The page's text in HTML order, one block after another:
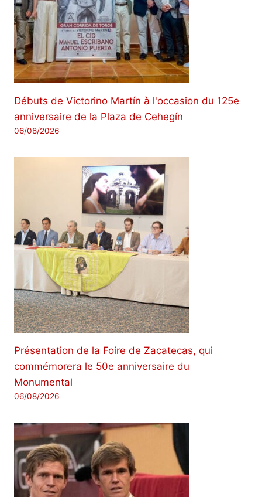
Débuts de Victorino Martín à l'occasion du 125e
anniversaire de la Plaza de Cehegín
06/08/2026
Présentation de la Foire de Zacatecas, qui
commémorera le 50e anniversaire du
Monumental
06/08/2026